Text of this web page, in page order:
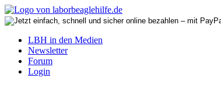
LBH in den Medien
Newsletter
Forum
Login